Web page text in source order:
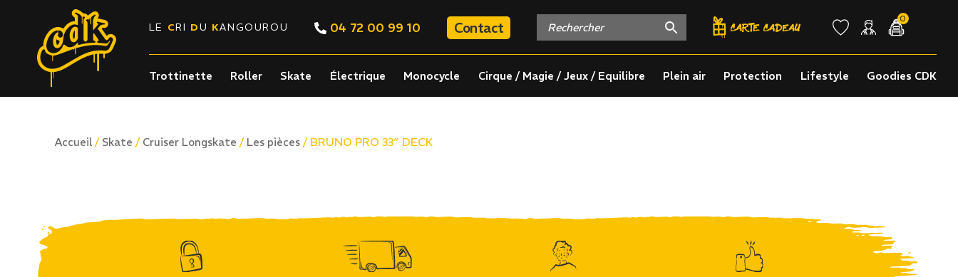
LE CRI DU KANGOUROU 04 72 00 99 10 Contact
0
Trottinette Roller Skate Électrique Monocycle Cirque / Magie / Jeux / Equilibre Plein air Protection Lifestyle Goodies CDK
Accueil / Skate / Cruiser Longskate / Les pièces / BRUNO PRO 33″ DECK